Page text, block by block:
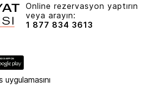
Online rezervasyon yaptırın
veya arayın:
1 877 834 3613